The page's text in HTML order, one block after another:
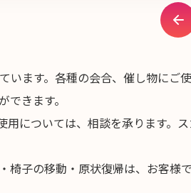
ます。各種の会合、催し物にご使
きます。
については、相談を承ります。
子の移動・原状復帰は、お客様